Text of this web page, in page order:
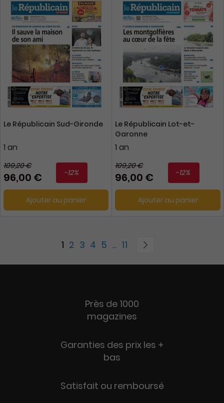
Le Républicain Sud-Gironde
1 an
109,20 €
96,00 € -12%
Ajouter au panier
Le Républicain Lot-et-
Garonne
1 an
109,20 €
96,00 € -12%
Ajouter au panier
Page
You're currently reading page
1 Page
2 Page
3 Page
4 Page
5 ... Page
11
Près de 1000
magazines
Garanties des prix les +
bas
Satisfait ou remboursé